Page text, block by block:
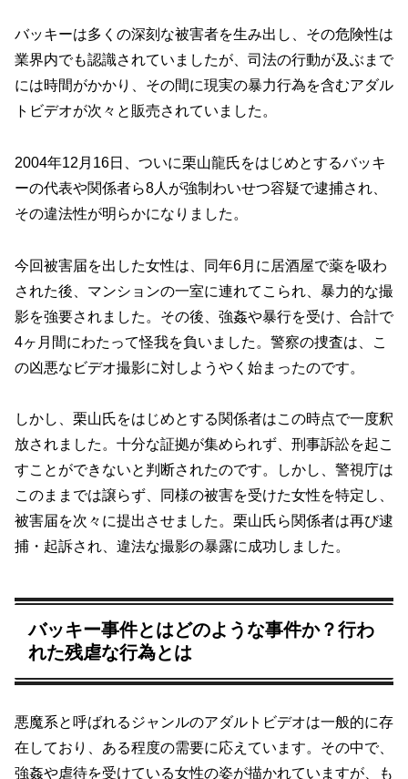
バッキーは多くの深刻な被害者を生み出し、その危険性は
業界内でも認識されていましたが、司法の行動が及ぶまで
には時間がかかり、その間に現実の暴力行為を含むアダル
トビデオが次々と販売されていました。
2004年12月16日、ついに栗山龍氏をはじめとするバッキ
ーの代表や関係者ら8人が強制わいせつ容疑で逮捕され、
その違法性が明らかになりました。
今回被害届を出した女性は、同年6月に居酒屋で薬を吸わ
された後、マンションの一室に連れてこられ、暴力的な撮
影を強要されました。その後、強姦や暴行を受け、合計で
4ヶ月間にわたって怪我を負いました。警察の捜査は、こ
の凶悪なビデオ撮影に対しようやく始まったのです。
しかし、栗山氏をはじめとする関係者はこの時点で一度釈
放されました。十分な証拠が集められず、刑事訴訟を起こ
すことができないと判断されたのです。しかし、警視庁は
このままでは譲らず、同様の被害を受けた女性を特定し、
被害届を次々に提出させました。栗山氏ら関係者は再び逮
捕・起訴され、違法な撮影の暴露に成功しました。
バッキー事件とはどのような事件か？行わ
れた残虐な行為とは
悪魔系と呼ばれるジャンルのアダルトビデオは一般的に存
在しており、ある程度の需要に応えています。その中で、
強姦や虐待を受けている女性の姿が描かれていますが、も